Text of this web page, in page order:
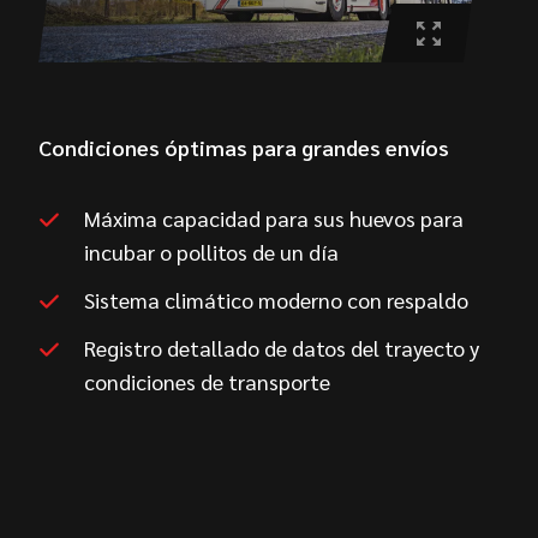
Condiciones óptimas para grandes envíos
Máxima capacidad para sus huevos para
incubar o pollitos de un día
Sistema climático moderno con respaldo
Registro detallado de datos del trayecto y
condiciones de transporte